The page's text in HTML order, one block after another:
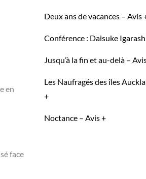
en
face
Deux ans de vacances – Avis
Conférence : Daisuke
Jusqu’à la fin et au-delà –
Les Naufragés des îles
+
Noctance – Avis +